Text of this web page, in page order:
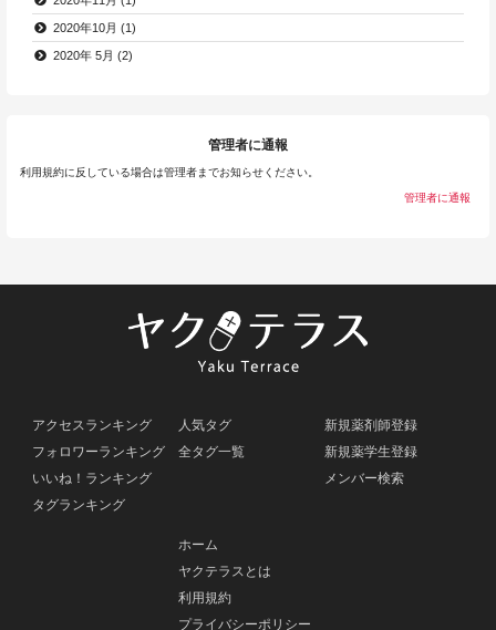
2020年10月 (1)
2020年 5月 (2)
管理者に通報
利用規約に反している場合は管理者までお知らせください。
管理者に通報
アクセスランキング
フォロワーランキング
いいね！ランキング
タグランキング
人気タグ
全タグ一覧
新規薬剤師登録
新規薬学生登録
メンバー検索
ホーム
ヤクテラスとは
利用規約
プライバシーポリシー